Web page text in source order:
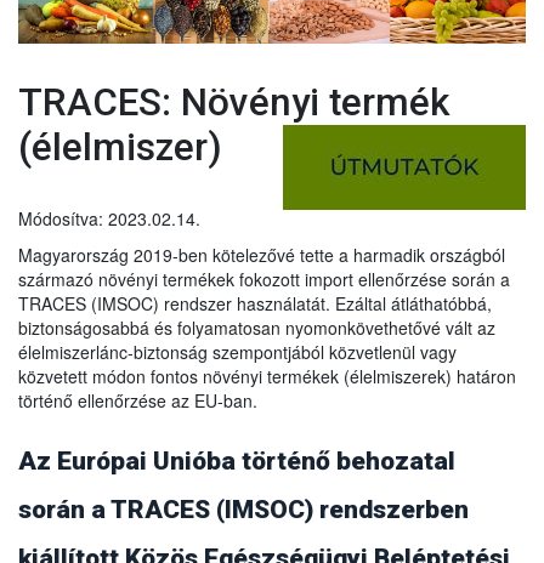
TRACES: Növényi termék
(élelmiszer)
Módosítva: 2023.02.14.
Magyarország 2019-ben kötelezővé tette a harmadik országból
származó növényi termékek fokozott import ellenőrzése során a
TRACES (IMSOC) rendszer használatát. Ezáltal átláthatóbbá,
biztonságosabbá és folyamatosan nyomonkövethetővé vált az
élelmiszerlánc-biztonság szempontjából közvetlenül vagy
közvetett módon fontos növényi termékek (élelmiszerek) határon
történő ellenőrzése az EU-ban.
Az Európai Unióba történő behozatal
során a TRACES (IMSOC) rendszerben